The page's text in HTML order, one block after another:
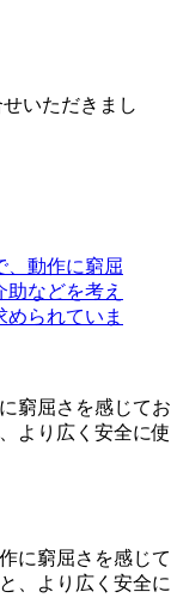
いただきまし
窮屈さを感じてお
より広く安全に使